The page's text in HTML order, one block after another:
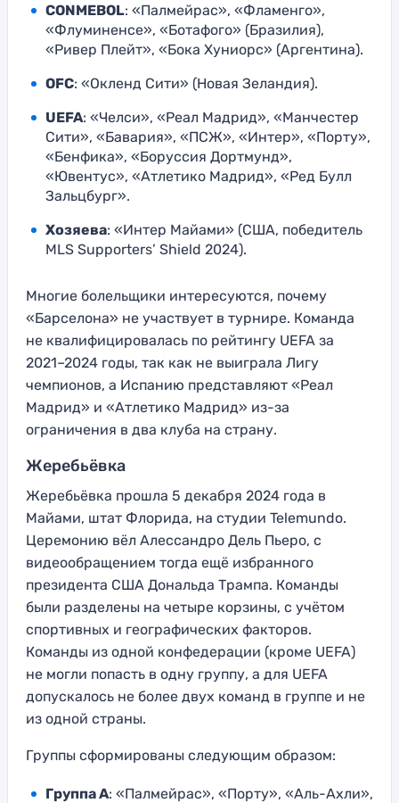
CONMEBOL: «Палмейрас», «Фламенго»,
«Флуминенсе», «Ботафого» (Бразилия),
«Ривер Плейт», «Бока Хуниорс» (Аргентина).
OFC: «Окленд Сити» (Новая Зеландия).
UEFA: «Челси», «Реал Мадрид», «Манчестер
Сити», «Бавария», «ПСЖ», «Интер», «Порту»,
«Бенфика», «Боруссия Дортмунд»,
«Ювентус», «Атлетико Мадрид», «Ред Булл
Зальцбург».
Хозяева: «Интер Майами» (США, победитель
MLS Supporters’ Shield 2024).
Многие болельщики интересуются, почему
«Барселона» не участвует в турнире. Команда
не квалифицировалась по рейтингу UEFA за
2021–2024 годы, так как не выиграла Лигу
чемпионов, а Испанию представляют «Реал
Мадрид» и «Атлетико Мадрид» из-за
ограничения в два клуба на страну.
Жеребьёвка
Жеребьёвка прошла 5 декабря 2024 года в
Майами, штат Флорида, на студии Telemundo.
Церемонию вёл Алессандро Дель Пьеро, с
видеообращением тогда ещё избранного
президента США Дональда Трампа. Команды
были разделены на четыре корзины, с учётом
спортивных и географических факторов.
Команды из одной конфедерации (кроме UEFA)
не могли попасть в одну группу, а для UEFA
допускалось не более двух команд в группе и не
из одной страны.
Группы сформированы следующим образом:
Группа A: «Палмейрас», «Порту», «Аль-Ахли»,